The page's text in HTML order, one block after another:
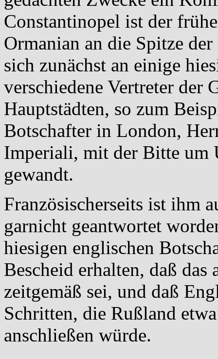
Constantinopel ist der
Ormanian an die Spitze
sich zunächst an einige
verschiedene Vertreter der
Hauptstädten, so zum
Botschafter in London,
Imperiali, mit der Bitte um
gewandt.
Französischerseits ist ihm
garnicht geantwortet
hiesigen englischen
Bescheid erhalten, daß das
zeitgemäß sei, und daß
Schritten, die Rußland
anschließen würde.